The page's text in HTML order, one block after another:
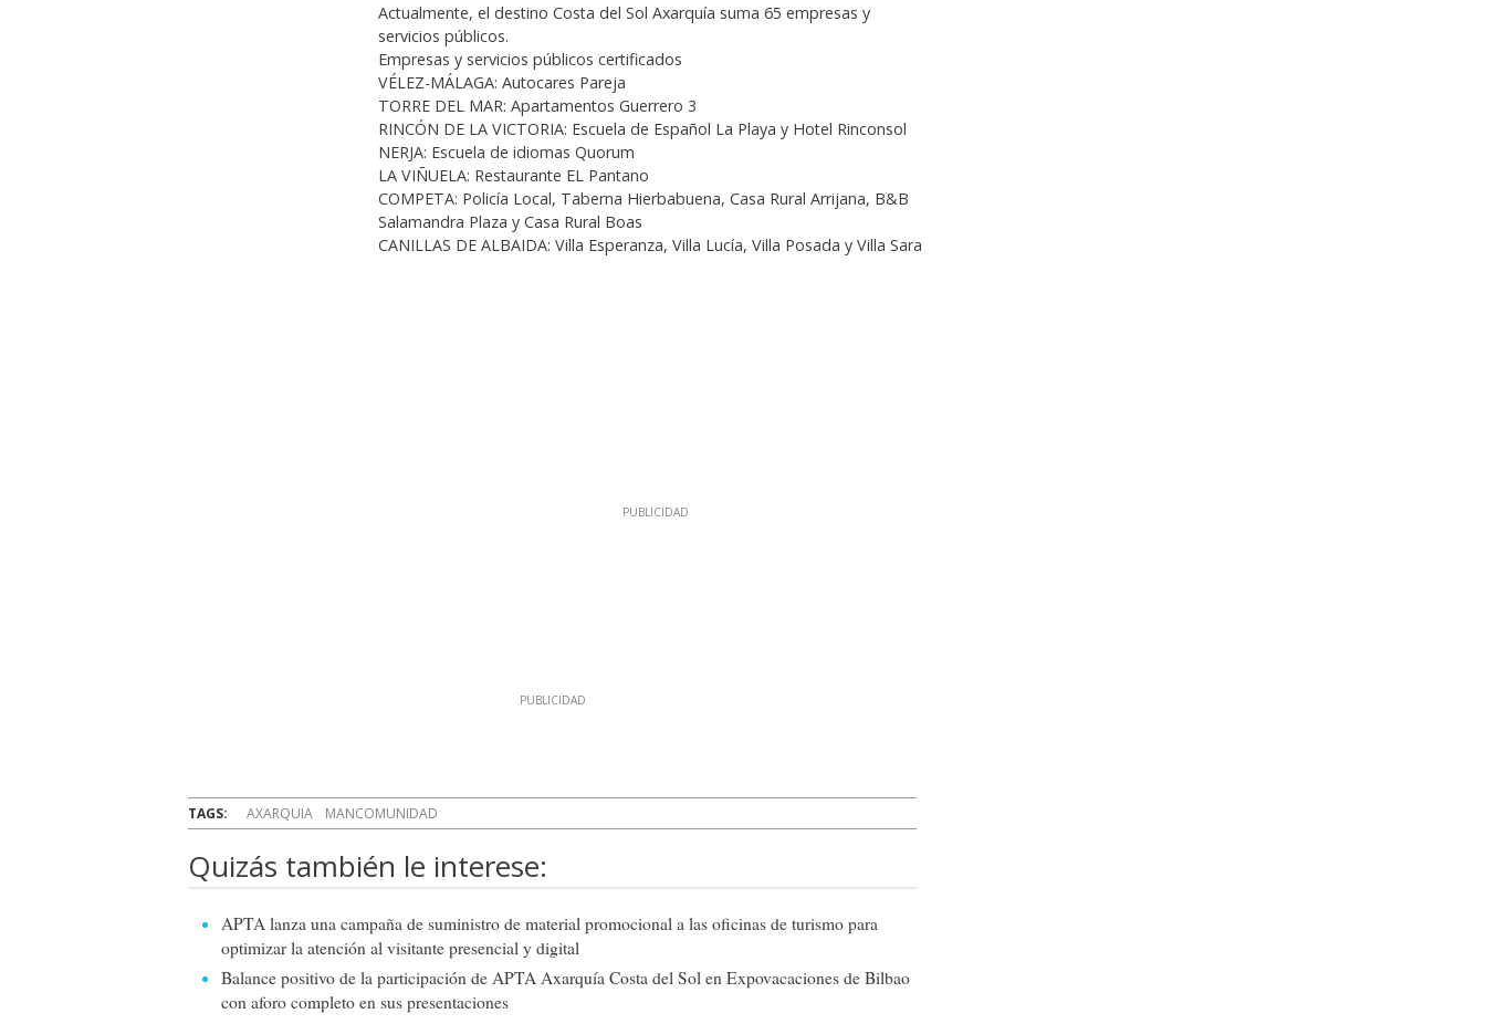
Actualmente, el destino Costa del Sol Axarquía suma 65 empresas y
servicios públicos.
Empresas y servicios públicos certificados
VÉLEZ-MÁLAGA: Autocares Pareja
TORRE DEL MAR: Apartamentos Guerrero 3
RINCÓN DE LA VICTORIA: Escuela de Español La Playa y Hotel Rinconsol
NERJA: Escuela de idiomas Quorum
LA VIÑUELA: Restaurante EL Pantano
COMPETA: Policía Local, Taberna Hierbabuena, Casa Rural Arrijana, B&B
Salamandra Plaza y Casa Rural Boas
CANILLAS DE ALBAIDA: Villa Esperanza, Villa Lucía, Villa Posada y Villa Sara
TAGS: AXARQUIA MANCOMUNIDAD
Quizás también le interese:
APTA lanza una campaña de suministro de material promocional a las oficinas de turismo para
optimizar la atención al visitante presencial y digital
Balance positivo de la participación de APTA Axarquía Costa del Sol en Expovacaciones de Bilbao
con aforo completo en sus presentaciones